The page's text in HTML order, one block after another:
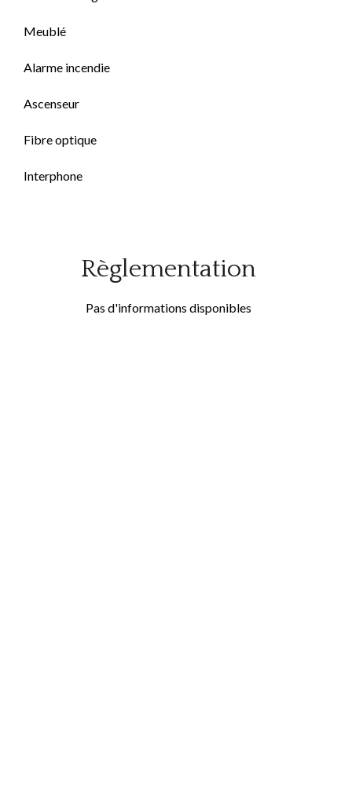
Meublé
Alarme incendie
Ascenseur
Fibre optique
Interphone
Règlementation
Pas d'informations disponibles